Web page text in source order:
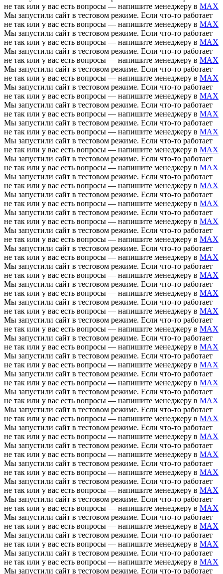
не так или у вас есть вопросы — напишите менеджеру в MAX
Мы запустили сайт в тестовом режиме. Если что-то работает
не так или у вас есть вопросы — напишите менеджеру в MAX
Мы запустили сайт в тестовом режиме. Если что-то работает
не так или у вас есть вопросы — напишите менеджеру в MAX
Мы запустили сайт в тестовом режиме. Если что-то работает
не так или у вас есть вопросы — напишите менеджеру в MAX
Мы запустили сайт в тестовом режиме. Если что-то работает
не так или у вас есть вопросы — напишите менеджеру в MAX
Мы запустили сайт в тестовом режиме. Если что-то работает
не так или у вас есть вопросы — напишите менеджеру в MAX
Мы запустили сайт в тестовом режиме. Если что-то работает
не так или у вас есть вопросы — напишите менеджеру в MAX
Мы запустили сайт в тестовом режиме. Если что-то работает
не так или у вас есть вопросы — напишите менеджеру в MAX
Мы запустили сайт в тестовом режиме. Если что-то работает
не так или у вас есть вопросы — напишите менеджеру в MAX
Мы запустили сайт в тестовом режиме. Если что-то работает
не так или у вас есть вопросы — напишите менеджеру в MAX
Мы запустили сайт в тестовом режиме. Если что-то работает
не так или у вас есть вопросы — напишите менеджеру в MAX
Мы запустили сайт в тестовом режиме. Если что-то работает
не так или у вас есть вопросы — напишите менеджеру в MAX
Мы запустили сайт в тестовом режиме. Если что-то работает
не так или у вас есть вопросы — напишите менеджеру в MAX
Мы запустили сайт в тестовом режиме. Если что-то работает
не так или у вас есть вопросы — напишите менеджеру в MAX
Мы запустили сайт в тестовом режиме. Если что-то работает
не так или у вас есть вопросы — напишите менеджеру в MAX
Мы запустили сайт в тестовом режиме. Если что-то работает
не так или у вас есть вопросы — напишите менеджеру в MAX
Мы запустили сайт в тестовом режиме. Если что-то работает
не так или у вас есть вопросы — напишите менеджеру в MAX
Мы запустили сайт в тестовом режиме. Если что-то работает
не так или у вас есть вопросы — напишите менеджеру в MAX
Мы запустили сайт в тестовом режиме. Если что-то работает
не так или у вас есть вопросы — напишите менеджеру в MAX
Мы запустили сайт в тестовом режиме. Если что-то работает
не так или у вас есть вопросы — напишите менеджеру в MAX
Мы запустили сайт в тестовом режиме. Если что-то работает
не так или у вас есть вопросы — напишите менеджеру в MAX
Мы запустили сайт в тестовом режиме. Если что-то работает
не так или у вас есть вопросы — напишите менеджеру в MAX
Мы запустили сайт в тестовом режиме. Если что-то работает
не так или у вас есть вопросы — напишите менеджеру в MAX
Мы запустили сайт в тестовом режиме. Если что-то работает
не так или у вас есть вопросы — напишите менеджеру в MAX
Мы запустили сайт в тестовом режиме. Если что-то работает
не так или у вас есть вопросы — напишите менеджеру в MAX
Мы запустили сайт в тестовом режиме. Если что-то работает
не так или у вас есть вопросы — напишите менеджеру в MAX
Мы запустили сайт в тестовом режиме. Если что-то работает
не так или у вас есть вопросы — напишите менеджеру в MAX
Мы запустили сайт в тестовом режиме. Если что-то работает
не так или у вас есть вопросы — напишите менеджеру в MAX
Мы запустили сайт в тестовом режиме. Если что-то работает
не так или у вас есть вопросы — напишите менеджеру в MAX
Мы запустили сайт в тестовом режиме. Если что-то работает
не так или у вас есть вопросы — напишите менеджеру в MAX
Мы запустили сайт в тестовом режиме. Если что-то работает
не так или у вас есть вопросы — напишите менеджеру в MAX
Мы запустили сайт в тестовом режиме. Если что-то работает
не так или у вас есть вопросы — напишите менеджеру в MAX
Мы запустили сайт в тестовом режиме. Если что-то работает